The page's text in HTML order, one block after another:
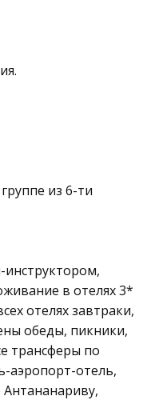
из 6-ти
в отелях 3*
отелях завтраки,
обеды, пикники,
трансферы по
аэропорт-отель,